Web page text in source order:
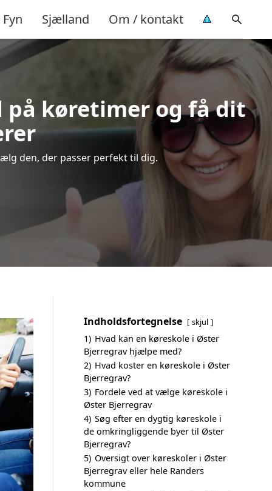
Fyn Sjælland Om / kontakt
på køretimer og få dit
den, der passer perfekt til dig.
Indholdsfortegnelse skjul
1) Hvad kan en køreskole i Øster
Bjerregrav hjælpe med?
2) Hvad koster en køreskole i Øster
Bjerregrav?
3) Fordele ved at vælge køreskole i
Øster Bjerregrav
4) Søg efter en dygtig køreskole i
de omkringliggende byer til Øster
Bjerregrav?
5) Oversigt over køreskoler i Øster
Bjerregrav eller hele Randers
kommune